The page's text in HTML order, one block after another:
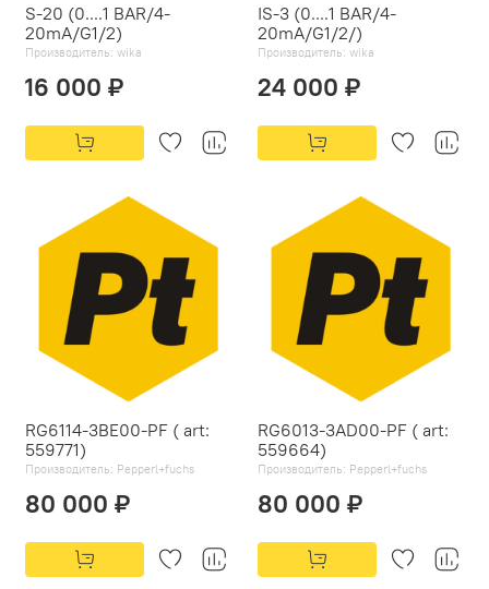
S-20 (0....1 BAR/4-
20mA/G1/2)
Производитель: wika
16 000 ₽
IS-3 (0....1 BAR/4-
20mA/G1/2/)
Производитель: wika
24 000 ₽
RG6114-3BE00-PF ( art:
559771)
Производитель: Pepperl+fuchs
80 000 ₽
RG6013-3AD00-PF ( art:
559664)
Производитель: Pepperl+fuchs
80 000 ₽